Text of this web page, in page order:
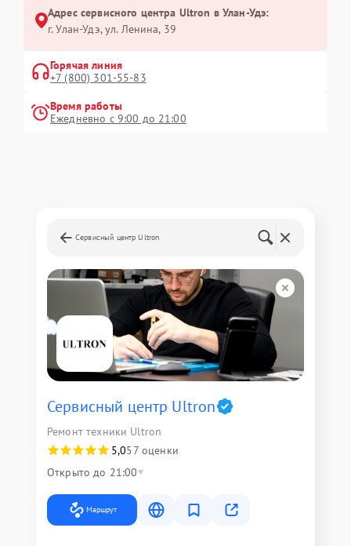
Адрес сервисного центра Ultron в Улан-Удэ:
г. Улан-Удэ, ул. Ленина, 39
Горячая линия
+7 (800) 301-55-83
Время работы
Ежедневно с 9:00 до 21:00
Сервисный центр Ultron
Сервисный центр Ultron
Ремонт техники Ultron
5,057 оценки
Открыто до 21:00
Маршрут